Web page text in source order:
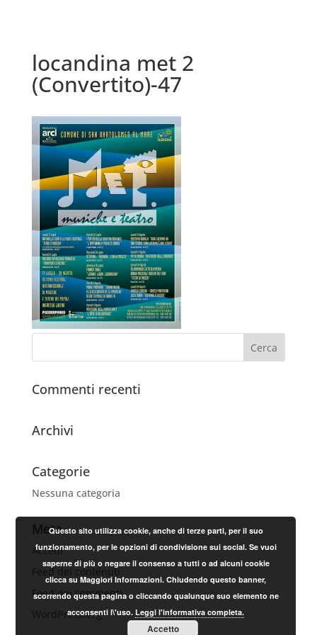
locandina met 2
(Convertito)-47
Commenti recenti
Archivi
Categorie
Nessuna categoria
Meta
Accedi
Feed dei contenuti
Feed dei commenti
WordPress.org
Questo sito utilizza cookie, anche di terze parti, per il suo
funzionamento, per le opzioni di condivisione sui social. Se vuoi
saperne di più o negare il consenso a tutti o ad alcuni cookie
clicca su Maggiori Informazioni. Chiudendo questo banner,
scorrendo questa pagina o cliccando qualunque suo elemento ne
acconsenti l\'uso.Leggi l'informativa completa.
Accetto